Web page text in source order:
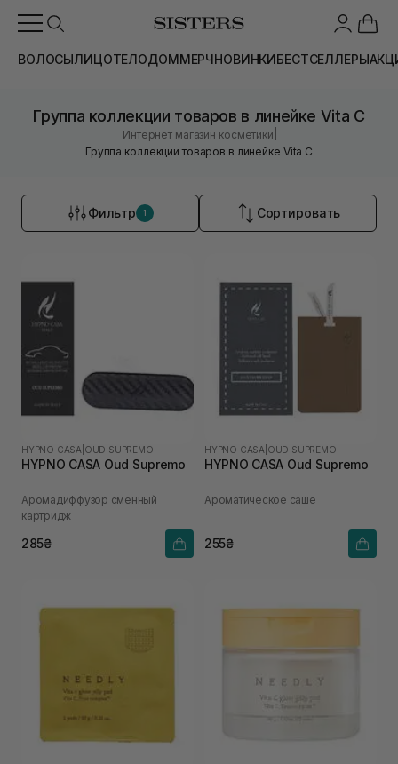
ВОЛОСЫЛИЦОТЕЛОДОММЕРЧНОВИНКИБЕСТСЕЛЛЕРЫ
Группа коллекции товаров в линейке Vita C
Интернет магазин косметики
Группа коллекции товаров в линейке Vita C
Фильтр 1 Сортировать
HYPNO CASA OUD SUPREMO
HYPNO CASA Oud Supremo
Аромадиффузор сменный
картридж
285₴
HYPNO CASA OUD SUPREMO
HYPNO CASA Oud Supremo
Ароматическое саше
255₴